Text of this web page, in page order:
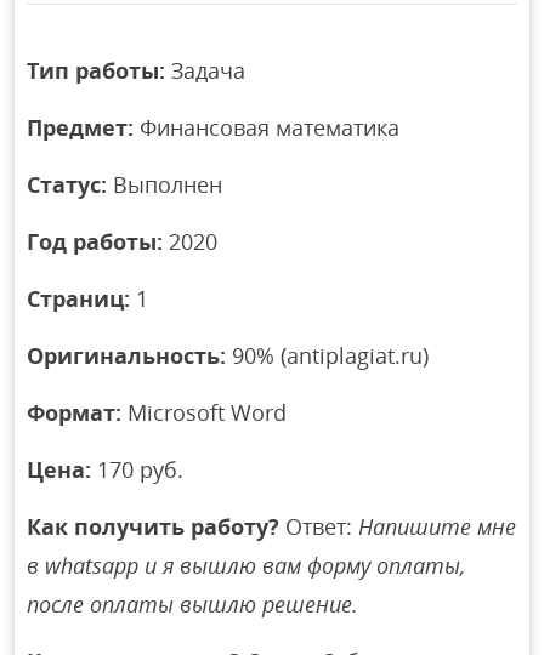
Тип работы: Задача
Предмет: Финансовая математика
Статус: Выполнен
Год работы: 2020
Страниц: 1
Оригинальность: 90% (antiplagiat.ru)
Формат: Microsoft Word
Цена: 170 руб.
Как получить работу? Ответ:Напишите мне
в whatsapp и я вышлю вам форму оплаты,
после оплаты вышлю решение.